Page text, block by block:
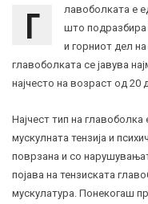
Г
лавоболката е
што подразбира
и горниот дел
главоболката се јавува
најчесто на возраст од 20
Најчест тип на главоболка
мускулната тензија и
поврзана и со
појава на тензиската
мускулатура. Понекогаш